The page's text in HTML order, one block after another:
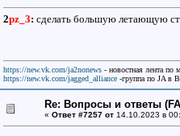
2pz_3: сделать большую летающую
https://new.vk.com/ja2nonews- новостная лента по
https://new.vk.com/jagged_alliance-группа по JA в
Re: Вопросы и ответы
« Ответ #7257 от14.10.2023 в